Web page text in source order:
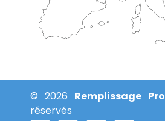
© 2026 Remplissage Pro
réservés